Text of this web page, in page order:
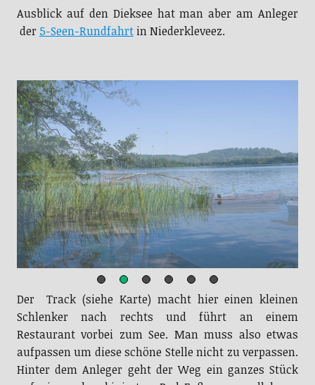
Ausblick auf den Dieksee hat man aber am Anleger
der 5-Seen-Rundfahrtin Niederkleveez.
Der Track (siehe Karte) macht hier einen kleinen
Schlenker nach rechts und führt an einem
Restaurant vorbei zum See. Man muss also etwas
aufpassen um diese schöne Stelle nicht zu verpassen.
Hinter dem Anleger geht der Weg ein ganzes Stück